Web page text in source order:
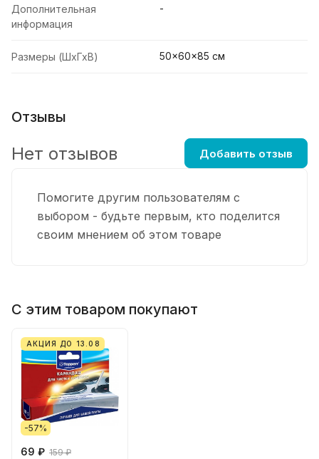
Дополнительная
информация
-
Размеры (ШхГхВ) 50x60x85 см
Отзывы
Помогите другим пользователям с
выбором - будьте первым, кто поделится
своим мнением об этом товаре
Нет отзывов Добавить отзыв
С этим товаром покупают
АКЦИЯ ДО 13.08
-57%
69 ₽ 159 ₽